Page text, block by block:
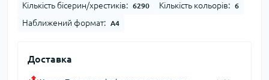
Кількість бісерин/хрестиків: 6290 Кількість кольорів: 6
Наближений формат: А4
Доставка